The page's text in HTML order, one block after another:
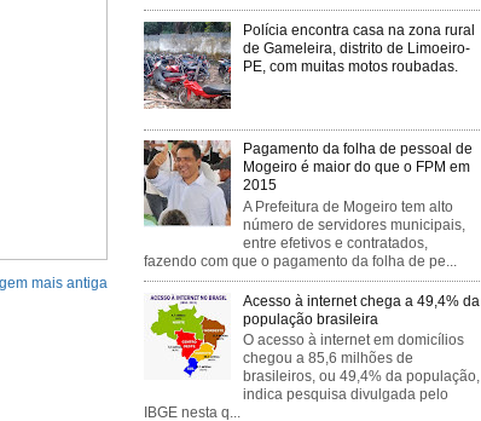
mais antiga
Polícia encontra casa na zona rural
de Gameleira, distrito de Limoeiro-
PE, com muitas motos roubadas.
Pagamento da folha de pessoal de
Mogeiro é maior do que o FPM em
2015
A Prefeitura de Mogeiro tem alto
número de servidores municipais,
entre efetivos e contratados,
fazendo com que o pagamento da folha de pe...
Acesso à internet chega a 49,4% da
população brasileira
O acesso à internet em domicílios
chegou a 85,6 milhões de
brasileiros, ou 49,4% da população,
indica pesquisa divulgada pelo
IBGE nesta q...